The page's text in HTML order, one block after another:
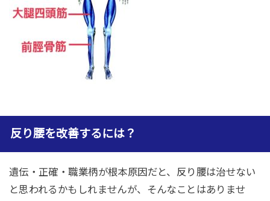
反り腰を改善するには？
遺伝・正確・職業柄が根本原因だと、反り腰は治せない
と思われるかもしれませんが、そんなことはありませ